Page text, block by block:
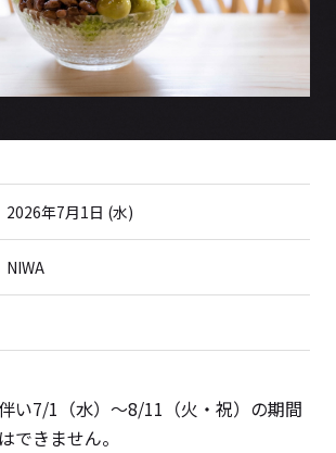
2026年7月1日 (水)
NIWA
い7/1（水）～8/11（火・祝）の期間
できません。